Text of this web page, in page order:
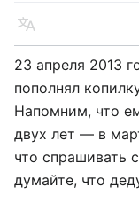
Язык
23 апреля 2013
пополнял
Напомним, что
двух лет — в
что спрашивать
думайте, что